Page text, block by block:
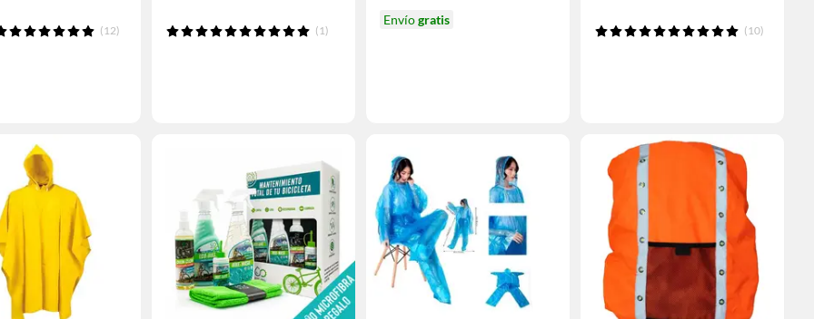
(12) (1)
Envíogratis
(10)